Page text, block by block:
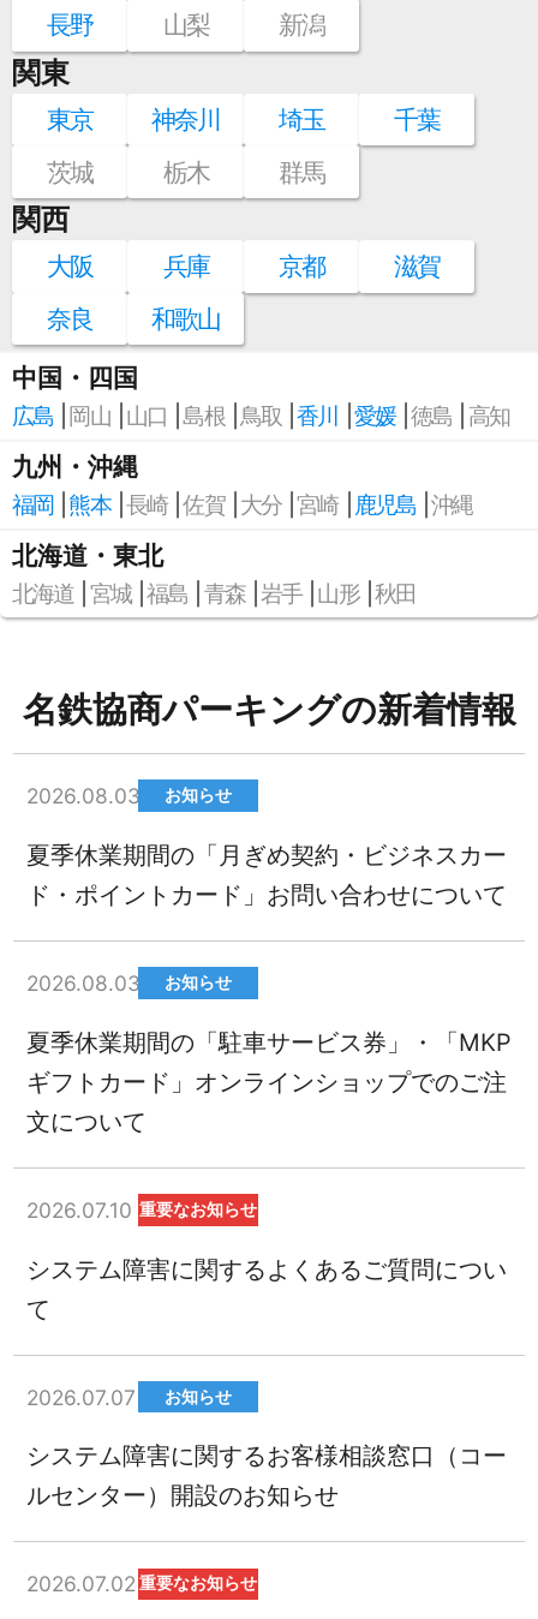
長野
山梨 新潟
関東
東京 神奈川 埼玉
千葉
茨城
栃木 群馬
関西
大阪 兵庫 京都
滋賀
奈良
和歌山
中国・四国
広島 岡山 山口 島根 鳥取 香川 愛媛 徳島 高知
九州・沖縄
福岡 熊本 長崎 佐賀 大分 宮崎 鹿児島 沖縄
北海道・東北
北海道 宮城 福島 青森 岩手 山形 秋田
名鉄協商パーキングの新着情報
2026.08.03 お知らせ
夏季休業期間の「月ぎめ契約・ビジネスカー
ド・ポイントカード」お問い合わせについて
2026.08.03 お知らせ
夏季休業期間の「駐車サービス券」・「MKP
ギフトカード」オンラインショップでのご注
文について
2026.07.10 重要なお知らせ
システム障害に関するよくあるご質問につい
て
2026.07.07 お知らせ
システム障害に関するお客様相談窓口（コー
ルセンター）開設のお知らせ
2026.07.02 重要なお知らせ